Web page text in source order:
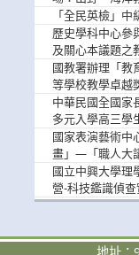
參加
「全民英檢」
歷史學科中心參
及關心本議題之
國教署辦理「教
等學校教學卓越
中華民國全國家
多元入學高三學
國家表演藝術中
畫」—「職人大
參與。
國立中興大學理
營-科技鑑識偵
加。